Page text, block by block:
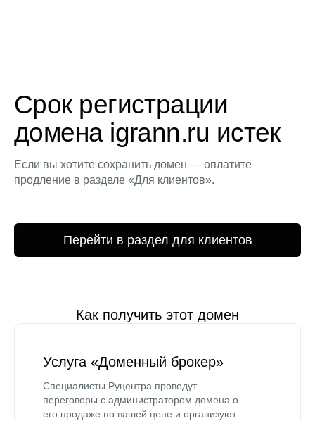
Срок регистрации
домена igrann.ru истек
Если вы хотите сохранить домен — оплатите
продление в разделе «Для клиентов».
Перейти в раздел для клиентов
Как получить этот домен
Услуга «Доменный брокер»
Специалисты Руцентра проведут
переговоры с администратором домена о
его продаже по вашей цене и организуют